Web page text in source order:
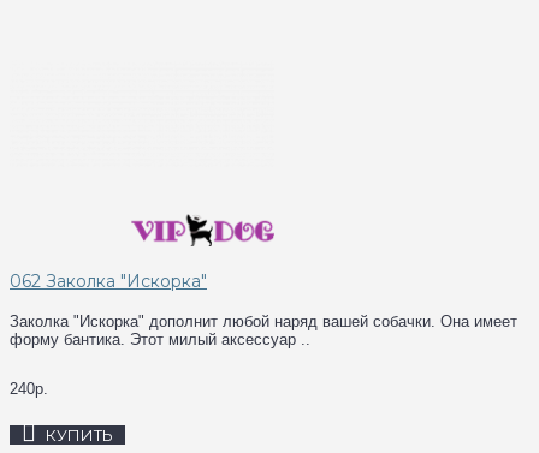
062 Заколка "Искорка"
Заколка "Искорка" дополнит любой наряд вашей собачки. Она имеет
форму бантика. Этот милый аксессуар ..
240р.
КУПИТЬ